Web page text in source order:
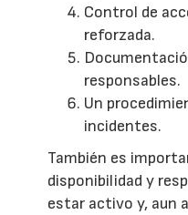
Control de
reforzada.
responsables.
Un
incidentes.
También es
disponibilidad y
estar activo y, aun